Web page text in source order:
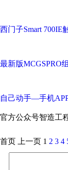
西门子Smart 700IE
最新版MCGSPRO
自己动手—手机
官方公众号智造工
首页 上一页 1 2 3 4